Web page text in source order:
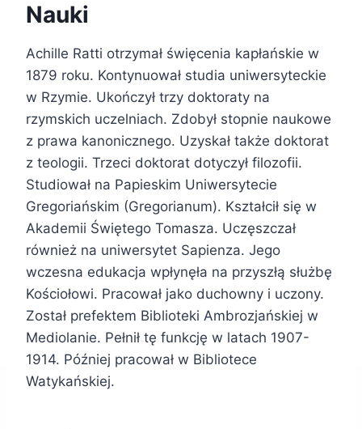
Nauki
Achille Ratti otrzymał święcenia kapłańskie w
1879 roku. Kontynuował studia uniwersyteckie
w Rzymie. Ukończył trzy doktoraty na
rzymskich uczelniach. Zdobył stopnie naukowe
z prawa kanonicznego. Uzyskał także doktorat
z teologii. Trzeci doktorat dotyczył filozofii.
Studiował na Papieskim Uniwersytecie
Gregoriańskim (Gregorianum). Kształcił się w
Akademii Świętego Tomasza. Uczęszczał
również na uniwersytet Sapienza. Jego
wczesna edukacja wpłynęła na przyszłą służbę
Kościołowi. Pracował jako duchowny i uczony.
Został prefektem Biblioteki Ambrozjańskiej w
Mediolanie. Pełnił tę funkcję w latach 1907-
1914. Później pracował w Bibliotece
Watykańskiej.